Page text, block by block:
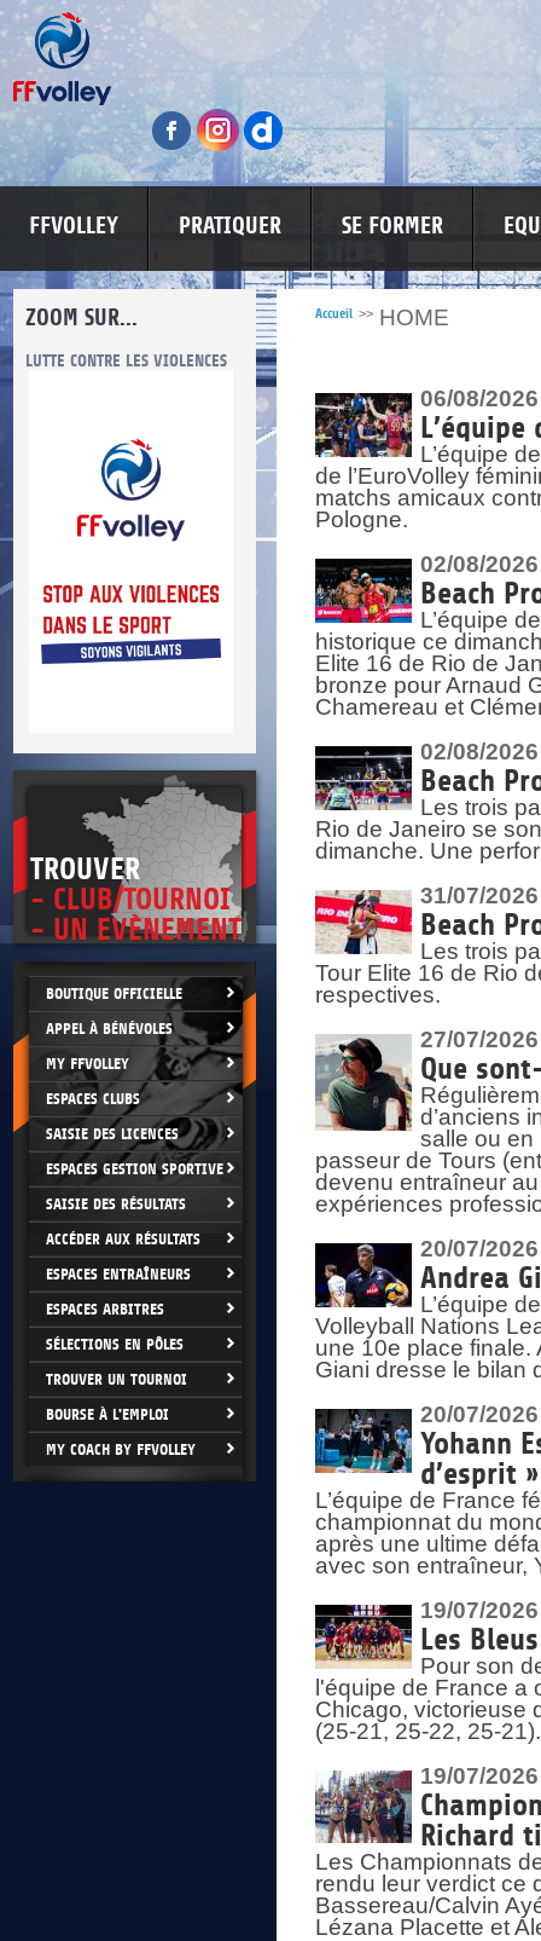
FFVOLLEY PRATIQUER SE FORMER
ZOOM SUR...
LUTTE CONTRE LES VIOLENCES MA PETITE SPONSO
>
TROUVER
- CLUB/TOURNOI
- UN EVÈNEMENT
BOUTIQUE OFFICIELLE
APPEL À BÉNÉVOLES
MY FFVOLLEY
ESPACES CLUBS
SAISIE DES LICENCES
ESPACES GESTION SPORTIVE
SAISIE DES RÉSULTATS
ACCÉDER AUX RÉSULTATS
ESPACES ENTRAÎNEURS
ESPACES ARBITRES
SÉLECTIONS EN PÔLES
TROUVER UN TOURNOI
BOURSE À L'EMPLOI
MY COACH BY FFVOLLEY
Accueil >> HOME
06/08/2026
L’équipe
L’équipe
de l’EuroVolley
matchs amicaux
Pologne.
02/08/2026
Beach
L’équipe
historique ce
Elite 16 de Rio de
bronze pour Arnaud
Chamereau et
02/08/2026
Beach
Les trois
Rio de Janeiro se
dimanche. Une
31/07/2026
Beach
Les trois
Tour Elite 16 de Rio
respectives.
27/07/2026
Que
d’anciens
salle ou en
passeur de Tours
devenu entraîneur
expériences
20/07/2026
Andrea
L’équipe
Volleyball Nations
une 10e place finale.
Giani dresse le bilan
20/07/2026
Yohann
d’esprit »
L’équipe de France
championnat du
après une ultime
avec son entraîneur,
19/07/2026
Les
Pour son
l'équipe de France a
Chicago, victorieuse
(25-21, 25-22, 25-
19/07/2026
Richard
Les Championnats
rendu leur verdict ce
Bassereau/Calvin
Lézana Placette et